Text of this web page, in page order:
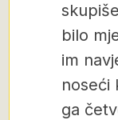
bilo
im
noseći
ga